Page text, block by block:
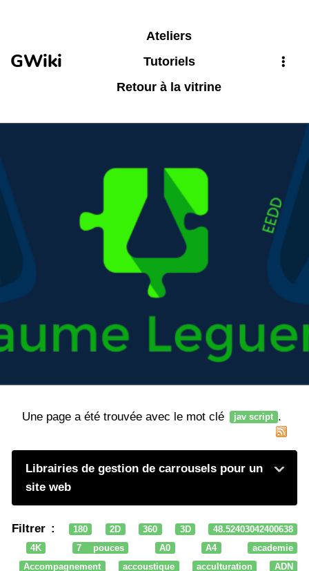
GWiki
Ateliers
Tutoriels
Retour à la vitrine
Une page a été trouvée avec le mot clé jav script .
Librairies de gestion de carrousels pour un
site web
Filtrer : 180 2D 360 3D
48.52403042400638
4K
7 pouces A0 A4
academie
Accompagnement
accoustique acculturation
ADN